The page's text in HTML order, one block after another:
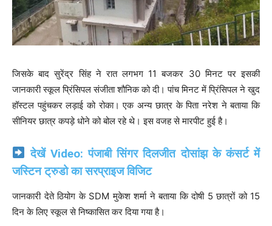
जिसके बाद सुरेंद्र सिंह ने रात लगभग 11 बजकर 30 मिनट पर इसकी
जानकारी स्कूल प्रिंसिपल संजीता शौनिक को दी। पांच मिनट में प्रिंसिपल ने खुद
हॉस्टल पहुंचकर लड़ाई को रोका। एक अन्य छात्र के पिता नरेश ने बताया कि
सीनियर छात्र कपड़े धोने को बोल रहे थे। इस वजह से मारपीट हुई है।
देखें Video: पंजाबी सिंगर दिलजीत दोसांझ के कंसर्ट में
जस्टिन ट्रुडो का सरप्राइज विजिट
जानकारी देते ठियोग के SDM मुकेश शर्मा ने बताया कि दोषी 5 छात्रों को 15
दिन के लिए स्कूल से निष्कासित कर दिया गया है।